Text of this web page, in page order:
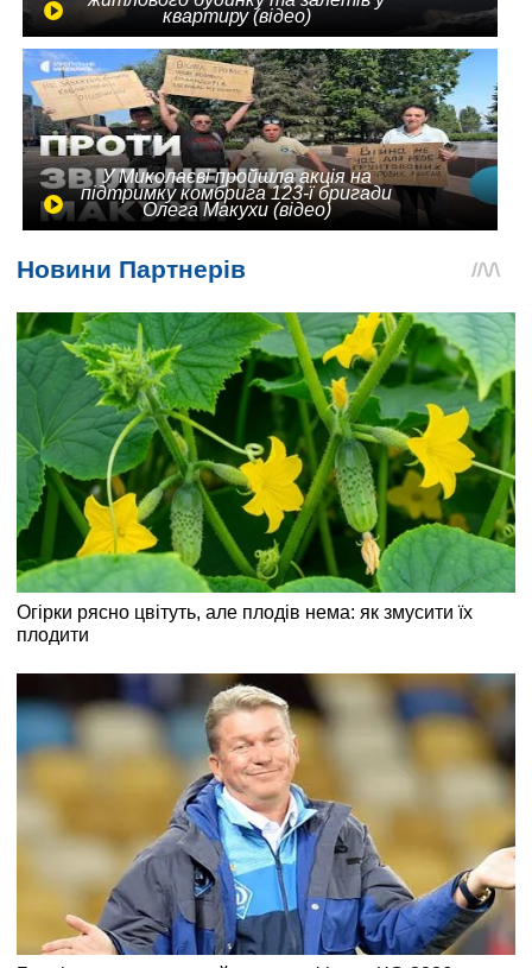
квартиру (відео)
У Миколаєві пройшла акція на
підтримку комбрига 123-ї бригади
Олега Макухи (відео)